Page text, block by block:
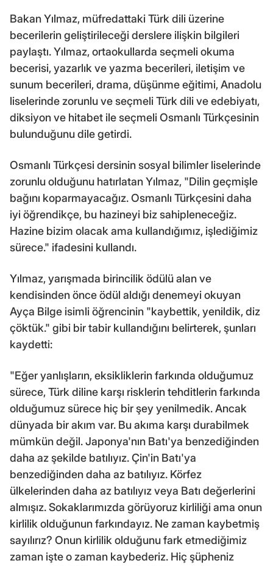
Bakan Yılmaz, müfredattaki Türk dili üzerine
becerilerin geliştirileceği derslere ilişkin bilgileri
paylaştı. Yılmaz, ortaokullarda seçmeli okuma
becerisi, yazarlık ve yazma becerileri, iletişim ve
sunum becerileri, drama, düşünme eğitimi, Anadolu
liselerinde zorunlu ve seçmeli Türk dili ve edebiyatı,
diksiyon ve hitabet ile seçmeli Osmanlı Türkçesinin
bulunduğunu dile getirdi.
Osmanlı Türkçesi dersinin sosyal bilimler liselerinde
zorunlu olduğunu hatırlatan Yılmaz, "Dilin geçmişle
bağını koparmayacağız. Osmanlı Türkçesini daha
iyi öğrendikçe, bu hazineyi biz sahipleneceğiz.
Hazine bizim olacak ama kullandığımız, işlediğimiz
sürece." ifadesini kullandı.
Yılmaz, yarışmada birincilik ödülü alan ve
kendisinden önce ödül aldığı denemeyi okuyan
Ayça Bilge isimli öğrencinin "kaybettik, yenildik, diz
çöktük." gibi bir tabir kullandığını belirterek, şunları
kaydetti:
"Eğer yanlışların, eksikliklerin farkında olduğumuz
sürece, Türk diline karşı risklerin tehditlerin farkında
olduğumuz sürece hiç bir şey yenilmedik. Ancak
dünyada bir akım var. Bu akıma karşı durabilmek
mümkün değil. Japonya'nın Batı'ya benzediğinden
daha az şekilde batılıyız. Çin'in Batı'ya
benzediğinden daha az batılıyız. Körfez
ülkelerinden daha az batılıyız veya Batı değerlerini
almışız. Sokaklarımızda görüyoruz kirliliği ama onun
kirlilik olduğunun farkındayız. Ne zaman kaybetmiş
sayılırız? Onun kirlilik olduğunu fark etmediğimiz
zaman işte o zaman kaybederiz. Hiç şüpheniz